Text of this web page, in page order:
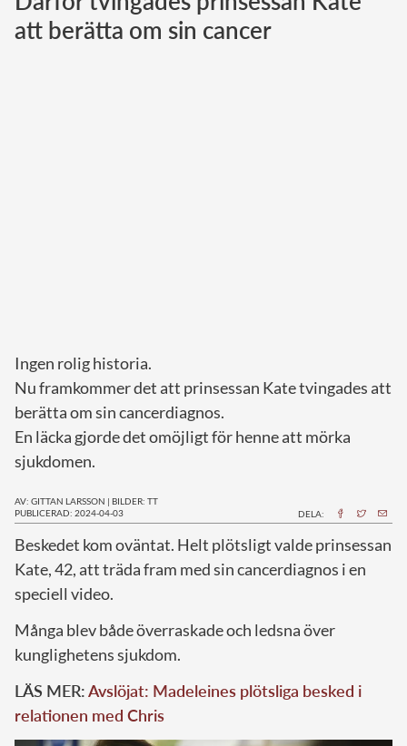
Norska kungahuset
att berätta om sin cancer
Ingen rolig historia.
Nu framkommer det att prinsessan Kate tvingades att
berätta om sin cancerdiagnos.
En läcka gjorde det omöjligt för henne att mörka
sjukdomen.
AV: GITTAN LARSSON | BILDER: TT
PUBLICERAD: 2024-04-03
DELA:
Beskedet kom oväntat. Helt plötsligt valde prinsessan
Kate, 42, att träda fram med sin cancerdiagnos i en
speciell video.
Många blev både överraskade och ledsna över
kunglighetens sjukdom.
LÄS MER:Avslöjat: Madeleines plötsliga besked i
relationen med Chris